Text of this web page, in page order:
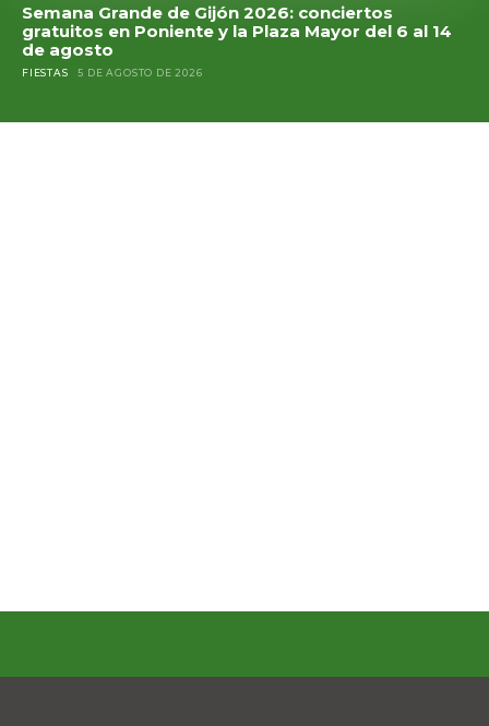
Semana Grande de Gijón 2026: conciertos
gratuitos en Poniente y la Plaza Mayor del 6 al 14
de agosto
FIESTAS 5 DE AGOSTO DE 2026